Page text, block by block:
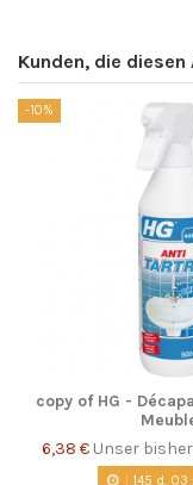
Kunden, die
-10%
copy of HG -
6,38 € Unser
145 d. 03